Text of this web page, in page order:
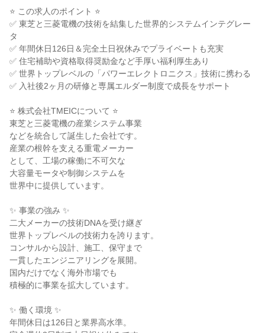
⭐ この求人のポイント ⭐
✅ 東芝と三菱電機の技術を結集した世界的システムインテグレー
タ
✅ 年間休日126日＆完全土日祝休みでプライベートも充実
✅ 住宅補助や資格取得奨励金など手厚い福利厚生あり
✅ 世界トップレベルの「パワーエレクトロニクス」技術に携わる
✅ 入社後2ヶ月の研修と専属エルダー制度で成長をサポート
⭐ 株式会社TMEICについて ⭐
東芝と三菱電機の産業システム事業
などを統合して誕生した会社です。
産業の根幹を支える重電メーカー
として、工場の稼働に不可欠な
大容量モータや制御システムを
世界中に提供しています。
✨ 事業の強み ✨
二大メーカーの技術DNAを受け継ぎ
世界トップレベルの技術力を誇ります。
コンサルから設計、施工、保守まで
一貫したエンジニアリングを展開。
国内だけでなく海外市場でも
積極的に事業を拡大しています。
✨ 働く環境 ✨
年間休日は126日と業界高水準。